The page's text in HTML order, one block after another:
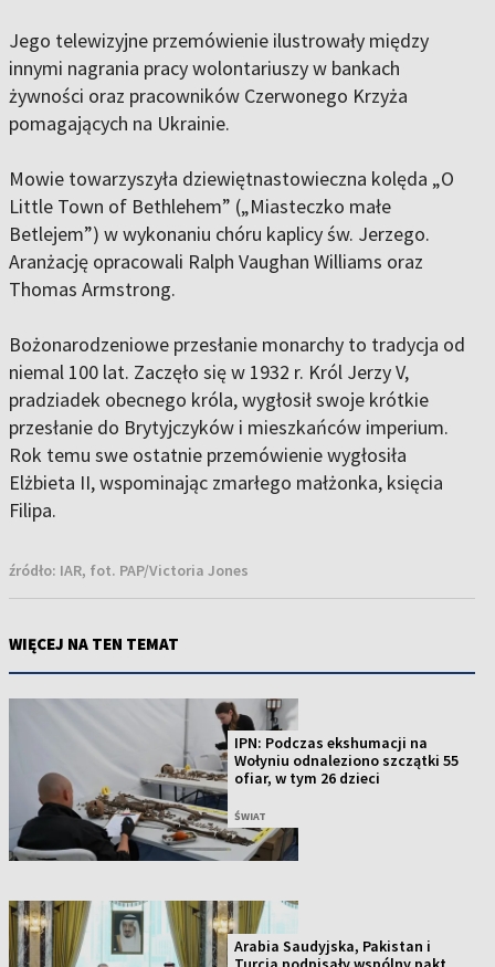
Jego telewizyjne przemówienie ilustrowały między
innymi nagrania pracy wolontariuszy w bankach
żywności oraz pracowników Czerwonego Krzyża
pomagających na Ukrainie.
Mowie towarzyszyła dziewiętnastowieczna kolęda „O
Little Town of Bethlehem” („Miasteczko małe
Betlejem”) w wykonaniu chóru kaplicy św. Jerzego.
Aranżację opracowali Ralph Vaughan Williams oraz
Thomas Armstrong.
Bożonarodzeniowe przesłanie monarchy to tradycja od
niemal 100 lat. Zaczęło się w 1932 r. Król Jerzy V,
pradziadek obecnego króla, wygłosił swoje krótkie
przesłanie do Brytyjczyków i mieszkańców imperium.
Rok temu swe ostatnie przemówienie wygłosiła
Elżbieta II, wspominając zmarłego małżonka, księcia
Filipa.
źródło: IAR, fot. PAP/Victoria Jones
WIĘCEJ NA TEN TEMAT
IPN: Podczas ekshumacji na
Wołyniu odnaleziono szczątki 55
ofiar, w tym 26 dzieci
ŚWIAT
Arabia Saudyjska, Pakistan i